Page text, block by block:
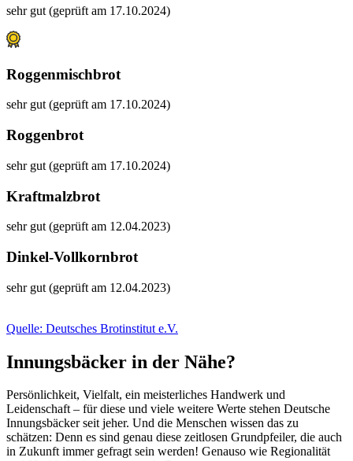
sehr gut (geprüft am 17.10.2024)
Roggenmischbrot
sehr gut (geprüft am 17.10.2024)
Roggenbrot
sehr gut (geprüft am 17.10.2024)
Kraftmalzbrot
sehr gut (geprüft am 12.04.2023)
Dinkel-Vollkornbrot
sehr gut (geprüft am 12.04.2023)
Quelle: Deutsches Brotinstitut e.V.
Innungsbäcker in der Nähe?
Persönlichkeit, Vielfalt, ein meisterliches Handwerk und
Leidenschaft – für diese und viele weitere Werte stehen Deutsche
Innungsbäcker seit jeher. Und die Menschen wissen das zu
schätzen: Denn es sind genau diese zeitlosen Grundpfeiler, die auch
in Zukunft immer gefragt sein werden! Genauso wie Regionalität